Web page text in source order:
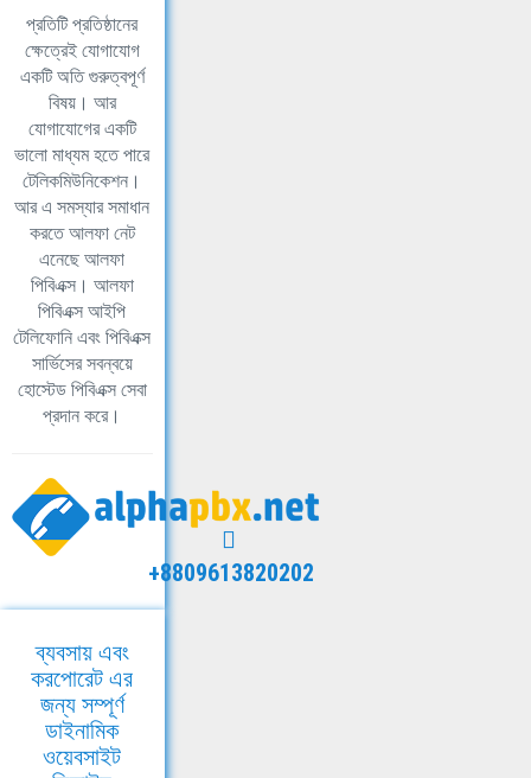
প্রতিটি প্রতিষ্ঠানের
ক্ষেত্রেই যোগাযোগ
একটি অতি গুরুত্বপূর্ণ
বিষয়। আর
যোগাযোগের একটি
ভালো মাধ্যম হতে পারে
টেলিকমিউনিকেশন।
আর এ সমস্যার সমাধান
করতে আলফা নেট
এনেছে আলফা
পিবিএক্স। আলফা
পিবিএক্স আইপি
টেলিফোনি এবং পিবিএক্স
সার্ভিসের সবন্বয়ে
হোস্টেড পিবিএক্স সেবা
প্রদান করে।
+8809613820202
ব্যবসায় এবং
করপোরেট এর
জন্য সম্পূর্ণ
ডাইনামিক
ওয়েবসাইট